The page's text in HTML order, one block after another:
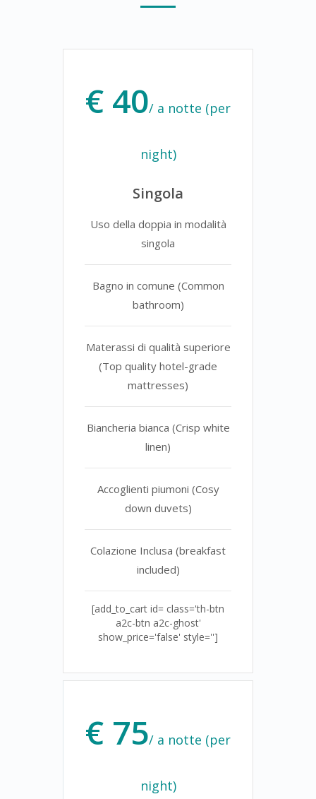
€ 40/ a notte (per
night)
Singola
Uso della doppia in modalità
singola
Bagno in comune (Common
bathroom)
Materassi di qualità superiore
(Top quality hotel-grade
mattresses)
Biancheria bianca (Crisp white
linen)
Accoglienti piumoni (Cosy
down duvets)
Colazione Inclusa (breakfast
included)
[add_to_cart id= class='th-btn
a2c-btn a2c-ghost'
show_price='false' style='']
€ 75/ a notte (per
night)